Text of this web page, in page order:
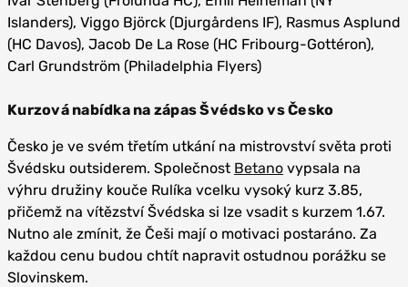
Islanders), Viggo Björck (Djurgårdens IF), Rasmus Asplund
(HC Davos), Jacob De La Rose (HC Fribourg-Gottéron),
Carl Grundström (Philadelphia Flyers)
Kurzová nabídka na zápas Švédsko vs Česko
Česko je ve svém třetím utkání na mistrovství světa proti
Švédsku outsiderem. Společnost Betano vypsala na
výhru družiny kouče Rulíka vcelku vysoký kurz 3.85,
přičemž na vítězství Švédska si lze vsadit s kurzem 1.67.
Nutno ale zmínit, že Češi mají o motivaci postaráno. Za
každou cenu budou chtít napravit ostudnou porážku se
Slovinskem.